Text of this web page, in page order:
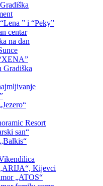
” i “Peky”
centar
na dan
Gradiška
Resort
san“
Kijevci
„ATOS“